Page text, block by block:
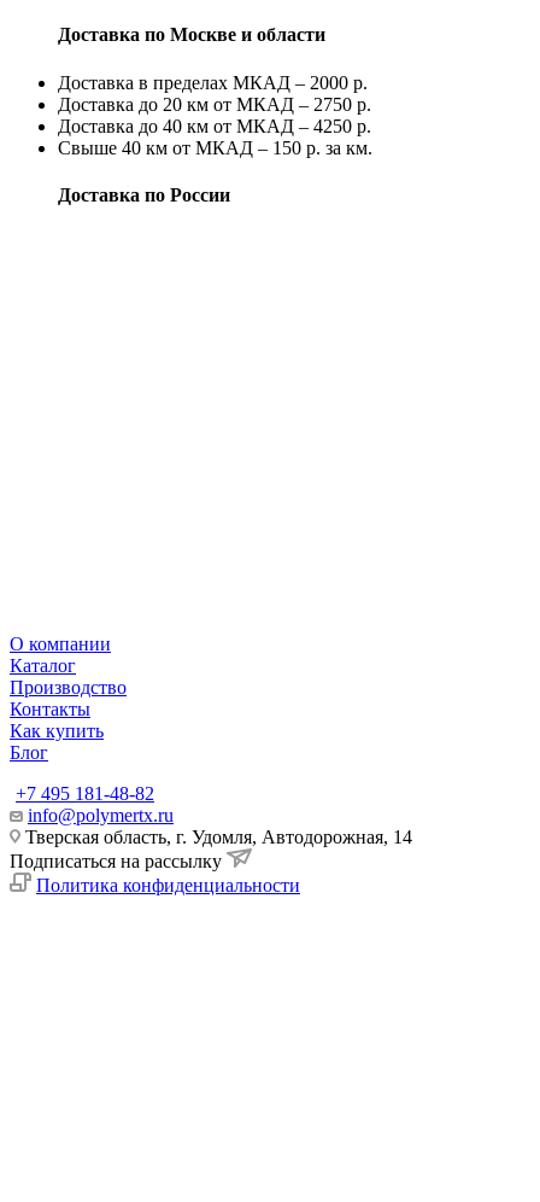
Доставка по Москве и области
Доставка в пределах МКАД – 2000 р.
Доставка до 20 км от МКАД – 2750 р.
Доставка до 40 км от МКАД – 4250 р.
Свыше 40 км от МКАД – 150 р. за км.
Доставка по России
О компании
Каталог
Производство
Контакты
Как купить
Блог
+7 495 181-48-82
info@polymertx.ru
Тверская область, г. Удомля, Автодорожная, 14
Подписаться на рассылку
Политика конфиденциальности